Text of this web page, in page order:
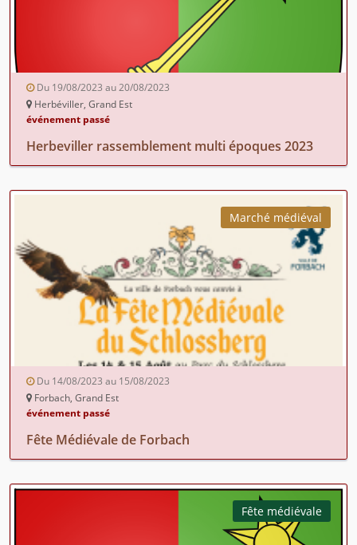
Du 19/08/2023 au 20/08/2023
Herbéviller, Grand Est
événement passé
Herbeviller rassemblement multi époques 2023
Marché médiéval
Du 14/08/2023 au 15/08/2023
Forbach, Grand Est
événement passé
Fête Médiévale de Forbach
Fête médiévale